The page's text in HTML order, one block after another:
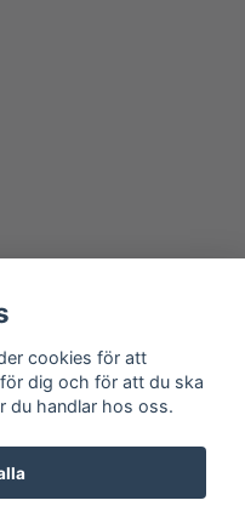
NUMMER 1232700987
cookies för att
dig och för att du ska
du handlar hos oss.